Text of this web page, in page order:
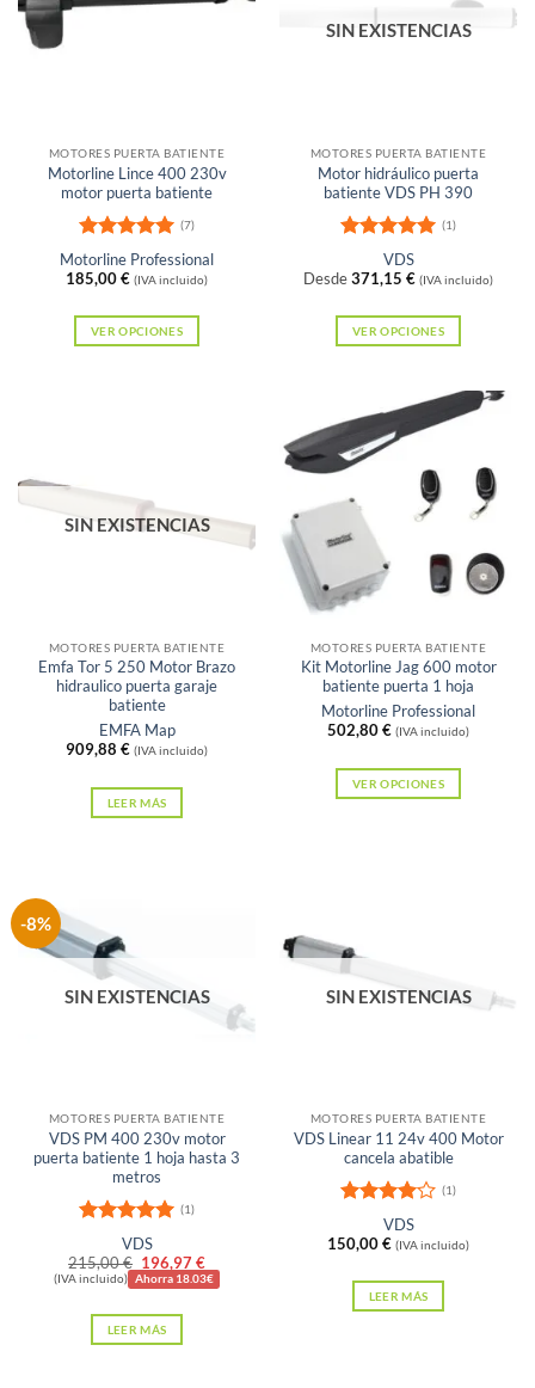
opciones
en
la
de
producto
MOTORES PUERTA BATIENTE
Motorline Lince 400 230v
motor puerta batiente
Valorado
con 5de 5
(7)
Motorline Professional
185,00€ (IVA incluido)
VER OPCIONES
Las
opciones
en
la
página
de
producto
SIN EXISTENCIAS
MOTORES PUERTA BATIENTE
Motor hidráulico puerta
batiente VDS PH 390
Valorado
con 5de 5
(1)
VDS
Desde371,15 € (IVA incluido)
VER OPCIONES
producto
tiene
múltiples
variantes.
Las
pueden
en
la
página
de
SIN EXISTENCIAS
MOTORES PUERTA BATIENTE
Emfa Tor 5 250 Motor Brazo
hidraulico puerta garaje
batiente
EMFA Map
909,88 € (IVA incluido)
LEER MÁS
MOTORES PUERTA BATIENTE
Kit Motorline Jag 600 motor
batiente puerta 1 hoja
Motorline Professional
502,80€ (IVA incluido)
VER OPCIONES
la
página
de
producto
-8%
SIN EXISTENCIAS
MOTORES PUERTA BATIENTE
VDS PM 400 230v motor
puerta batiente 1 hoja hasta 3
metros
Valorado
con5de 5
(1)
VDS
215,00€ El
precio
era:
215,00 €.
196,97€El
precio
(IVA incluido) Ahorra 18.03€
LEER MÁS
SIN EXISTENCIAS
MOTORES PUERTA BATIENTE
VDS Linear 11 24v 400 Motor
cancela abatible
Valorado
con 4de
(1)
VDS
150,00€ (IVA incluido)
LEER MÁS